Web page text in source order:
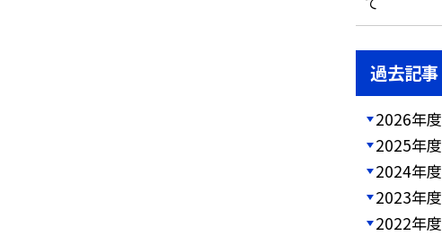
過去記事
2026年度
2025年度
2024年度
2023年度
2022年度